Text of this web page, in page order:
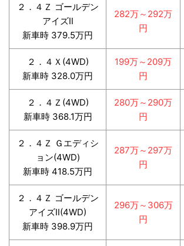
２．４Ｚ ゴールデン
アイズⅡ
新車時 379.5万円
282万～292万
円
２．４Ｘ(4WD)
新車時 328.0万円
199万～209万
円
２．４Ｚ(4WD)
新車時 368.1万円
280万～290万
円
２．４Ｚ Ｇエディシ
ョン(4WD)
新車時 418.5万円
287万～297万
円
２．４Ｚ ゴールデン
アイズⅡ(4WD)
新車時 398.9万円
296万～306万
円